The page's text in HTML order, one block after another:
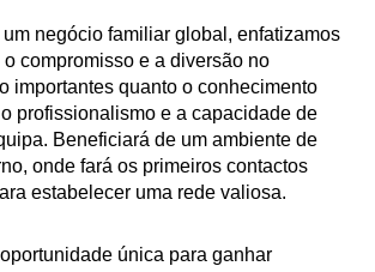
negócio familiar global, enfatizamos
compromisso e a diversão no
importantes quanto o conhecimento
profissionalismo e a capacidade de
Beneficiará de um ambiente de
onde fará os primeiros contactos
estabelecer uma rede valiosa.
única para ganhar